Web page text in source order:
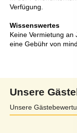
Verfügung.
Wissenswertes
Keine Vermietung an
eine Gebühr von
Unsere
Unsere